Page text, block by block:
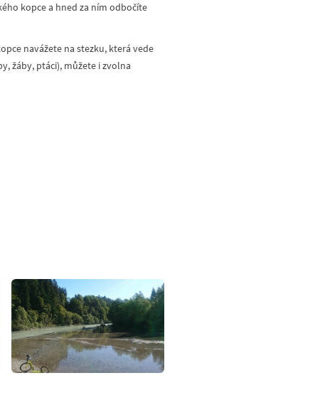
kopce a hned za ním odbočíte
navážete na stezku, která vede
žáby, ptáci), můžete i zvolna